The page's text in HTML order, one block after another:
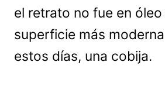
el retrato no fue en
superficie más
estos días, una cobija.